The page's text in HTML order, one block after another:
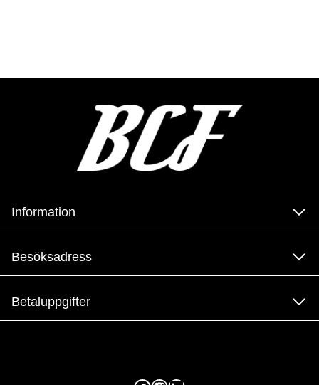
Information
Besöksadress
Betaluppgifter